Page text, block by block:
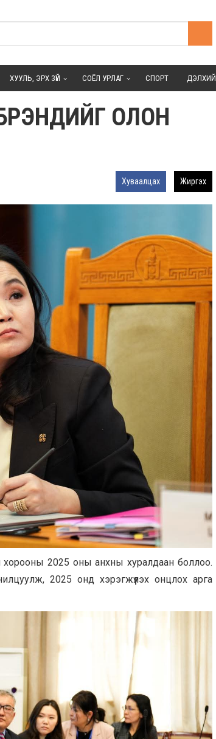
ХУУЛЬ, ЭРХ ЗҮЙ СОЁЛ УРЛАГ СПОРТ ДЭЛХИЙ
БРЭНДИЙГ ОЛОН
Хуваалцах Жиргэх
хорооны 2025 оны анхны хуралдаан боллоо.
2025 онд хэрэгжүүлэх онцлох арга